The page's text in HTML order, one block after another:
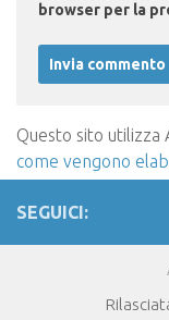
browser per la
Questo sito
come vengono
SEGUICI: